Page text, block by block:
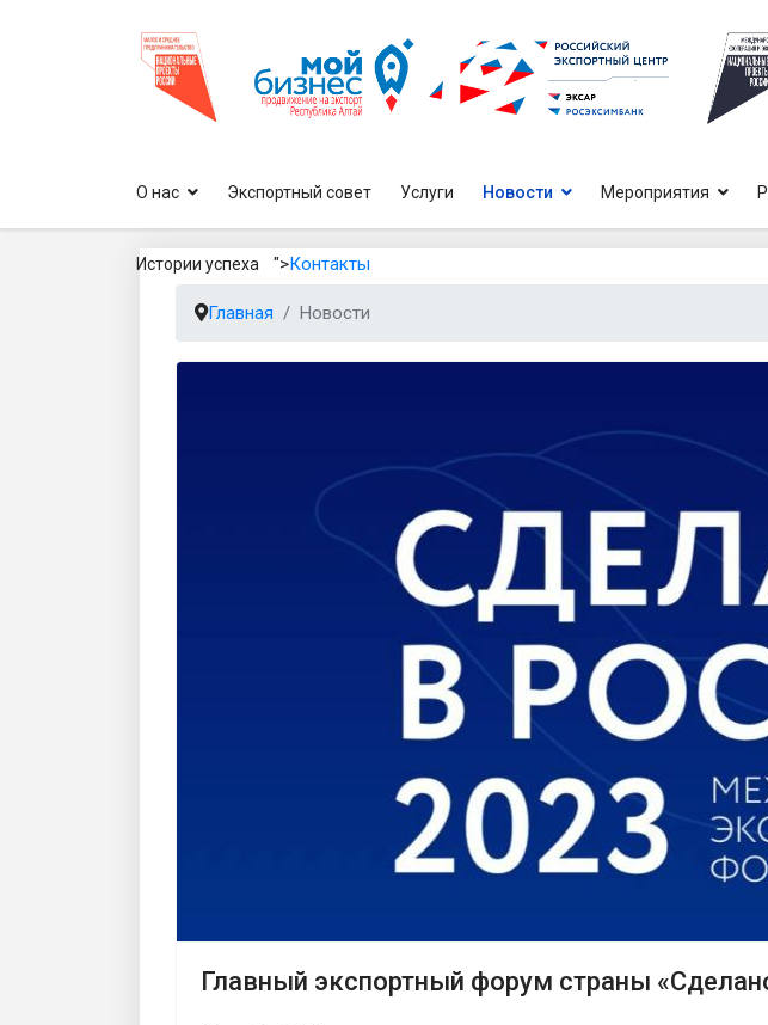
О нас Экспортный совет Услуги Новости Мероприятия
Истории успеха ">Контакты
Главная Новости
Главный экспортный форум страны